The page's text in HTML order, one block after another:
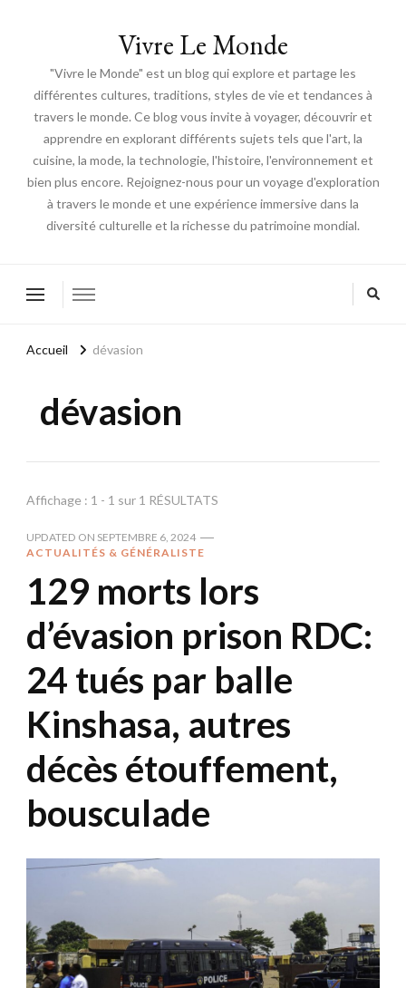
Vivre Le Monde
"Vivre le Monde" est un blog qui explore et partage les
différentes cultures, traditions, styles de vie et tendances à
travers le monde. Ce blog vous invite à voyager, découvrir et
apprendre en explorant différents sujets tels que l'art, la
cuisine, la mode, la technologie, l'histoire, l'environnement et
bien plus encore. Rejoignez-nous pour un voyage d'exploration
à travers le monde et une expérience immersive dans la
diversité culturelle et la richesse du patrimoine mondial.
Accueil dévasion
dévasion
Affichage : 1 - 1 sur 1 RÉSULTATS
UPDATED ON SEPTEMBRE 6, 2024
ACTUALITÉS & GÉNÉRALISTE
129 morts lors
d’évasion prison RDC:
24 tués par balle
Kinshasa, autres
décès étouffement,
bousculade